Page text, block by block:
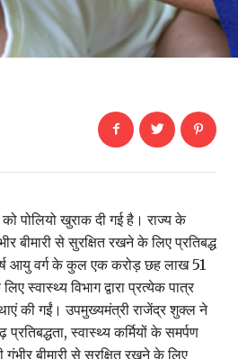
पोलियो खुराक दी गई है। राज्य के
बीमारी से सुरक्षित रखने के लिए प्रतिबद्ध
आयु वर्ग के कुल एक करोड़ छह लाख 51
विभाग द्वारा प्रत्येक पात्र
की गईं। उपमुख्यमंत्री राजेंद्र शुक्ल ने
स्वास्थ्य कर्मियों के समर्पण
बीमारी से सुरक्षित रखने के लिए